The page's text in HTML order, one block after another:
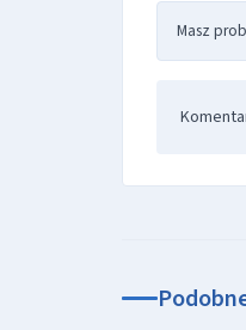
Masz